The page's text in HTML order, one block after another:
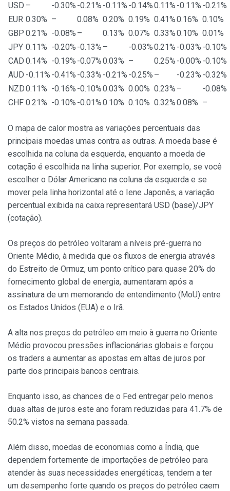
USD – -0.30% -0.21% -0.11% -0.14%0.11% -0.11% -0.21%
EUR 0.30% – 0.08% 0.20% 0.19% 0.41%0.16% 0.10%
GBP 0.21% -0.08% – 0.13% 0.07% 0.33%0.10% 0.01%
JPY 0.11% -0.20% -0.13% – -0.03%0.21% -0.03% -0.10%
CAD 0.14% -0.19% -0.07%0.03% – 0.25% -0.00% -0.10%
AUD -0.11% -0.41% -0.33% -0.21% -0.25% – -0.23% -0.32%
NZD0.11% -0.16% -0.10%0.03% 0.00% 0.23% –
-0.08%
CHF 0.21% -0.10% -0.01%0.10% 0.10% 0.32%0.08% –
O mapa de calor mostra as variações percentuais das
principais moedas umas contra as outras. A moeda base é
escolhida na coluna da esquerda, enquanto a moeda de
cotação é escolhida na linha superior. Por exemplo, se você
escolher o Dólar Americano na coluna da esquerda e se
mover pela linha horizontal até o Iene Japonês, a variação
percentual exibida na caixa representará USD (base)/JPY
(cotação).
Os preços do petróleo voltaram a níveis pré-guerra no
Oriente Médio, à medida que os fluxos de energia através
do Estreito de Ormuz, um ponto crítico para quase 20% do
fornecimento global de energia, aumentaram após a
assinatura de um memorando de entendimento (MoU) entre
os Estados Unidos (EUA) e o Irã.
A alta nos preços do petróleo em meio à guerra no Oriente
Médio provocou pressões inflacionárias globais e forçou
os traders a aumentar as apostas em altas de juros por
parte dos principais bancos centrais.
Enquanto isso, as chances de o Fed entregar pelo menos
duas altas de juros este ano foram reduzidas para 41.7% de
50.2% vistos na semana passada.
Além disso, moedas de economias como a Índia, que
dependem fortemente de importações de petróleo para
atender às suas necessidades energéticas, tendem a ter
um desempenho forte quando os preços do petróleo caem